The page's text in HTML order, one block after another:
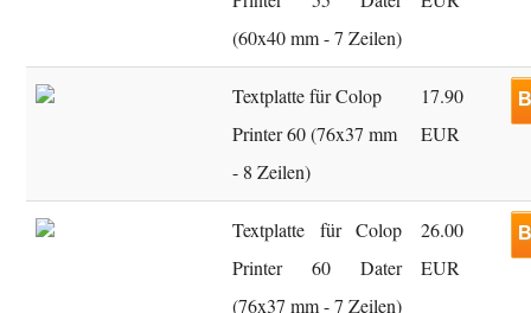
(60x40 mm - 7 Zeilen)
Textplatte für Colop
Printer 60 (76x37 mm
- 8 Zeilen)
17.90
EUR
Textplatte für Colop
Printer 60 Dater
(76x37 mm - 7 Zeilen)
26.00
EUR